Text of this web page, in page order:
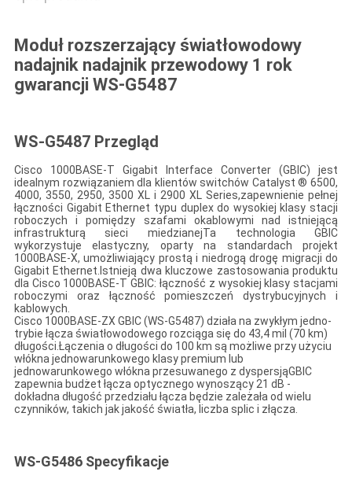
Moduł rozszerzający światłowodowy
nadajnik nadajnik przewodowy 1 rok
gwarancji WS-G5487
WS-G5487 Przegląd
Cisco 1000BASE-T Gigabit Interface Converter (GBIC) jest
idealnym rozwiązaniem dla klientów switchów Catalyst ® 6500,
4000, 3550, 2950, 3500 XL i 2900 XL Series,zapewnienie pełnej
łączności Gigabit Ethernet typu duplex do wysokiej klasy stacji
roboczych i pomiędzy szafami okablowymi nad istniejącą
infrastrukturą sieci miedzianejTa technologia GBIC
wykorzystuje elastyczny, oparty na standardach projekt
1000BASE-X, umożliwiający prostą i niedrogą drogę migracji do
Gigabit Ethernet.Istnieją dwa kluczowe zastosowania produktu
dla Cisco 1000BASE-T GBIC: łączność z wysokiej klasy stacjami
roboczymi oraz łączność pomieszczeń dystrybucyjnych i
kablowych.
Cisco 1000BASE-ZX GBIC (WS-G5487) działa na zwykłym jedno-
trybie łącza światłowodowego rozciąga się do 43,4 mil (70 km)
długości.Łączenia o długości do 100 km są możliwe przy użyciu
włókna jednowarunkowego klasy premium lub
jednowarunkowego włókna przesuwanego z dyspersjąGBIC
zapewnia budżet łącza optycznego wynoszący 21 dB -
dokładna długość przedziału łącza będzie zależała od wielu
czynników, takich jak jakość światła, liczba splic i złącza.
WS-G5486 Specyfikacje